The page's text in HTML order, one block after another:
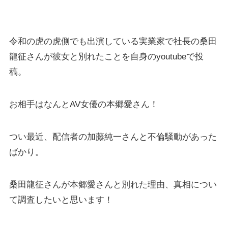
令和の虎の虎側でも出演している実業家で社長の桑田
龍征さんが彼女と別れたことを自身のyoutubeで投
稿。
お相手はなんとAV女優の本郷愛さん！
つい最近、配信者の加藤純一さんと不倫騒動があった
ばかり。
桑田龍征さんが本郷愛さんと別れた理由、真相につい
て調査したいと思います！